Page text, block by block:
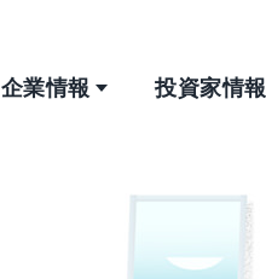
企業情報 投資家情報